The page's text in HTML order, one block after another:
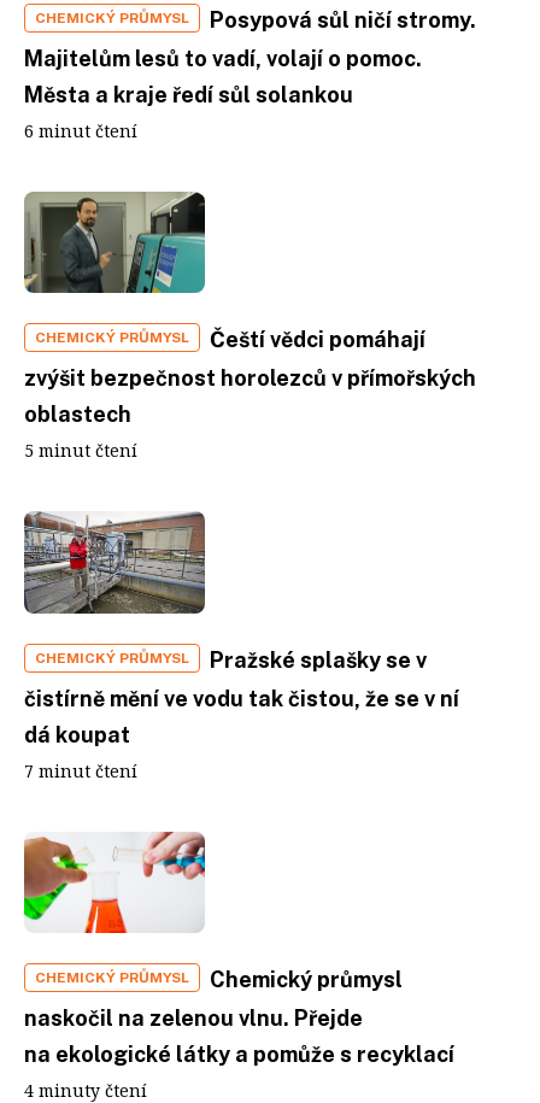
CHEMICKÝ PRŮMYSL
Posypová sůl ničí stromy.
Majitelům lesů to vadí, volají o pomoc.
Města a kraje ředí sůl solankou
6 minut čtení
CHEMICKÝ PRŮMYSL
Čeští vědci pomáhají
zvýšit bezpečnost horolezců v přímořských
oblastech
5 minut čtení
CHEMICKÝ PRŮMYSL
Pražské splašky se v
čistírně mění ve vodu tak čistou, že se v ní
dá koupat
7 minut čtení
CHEMICKÝ PRŮMYSL
Chemický průmysl
naskočil na zelenou vlnu. Přejde
na ekologické látky a pomůže s recyklací
4 minuty čtení